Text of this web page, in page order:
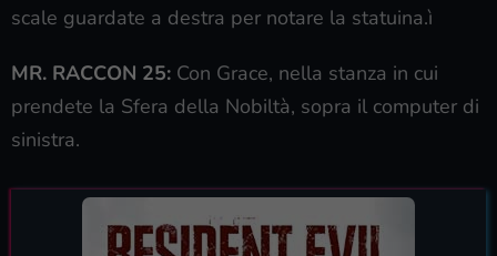
scale guardate a destra per notare la statuina.ì
MR. RACCON 25: Con Grace, nella stanza in cui
prendete la Sfera della Nobiltà, sopra il computer di
sinistra.